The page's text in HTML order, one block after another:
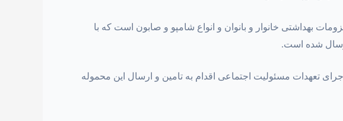
بهداشتی خانوار و بانوان و انواع شامپو و صابون است که با
شده است.
تعهدات مسئولیت اجتماعی اقدام به تامین و ارسال این محموله